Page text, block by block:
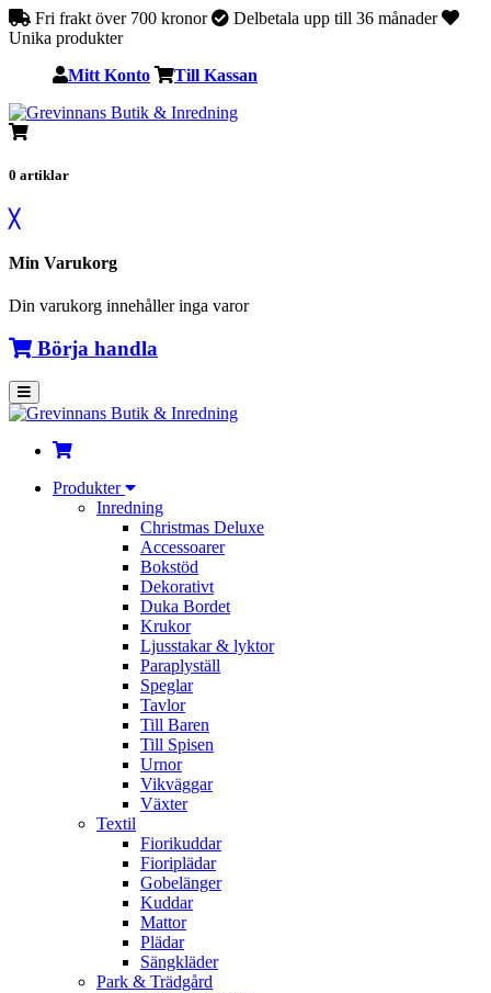
Fri frakt över 700 kronor
Delbetala upp till 36 månader
Unika produkter
Mitt Konto Till Kassan
0 artiklar
╳
Min Varukorg
Din varukorg innehåller inga varor
Börja handla
Produkter
Inredning
Christmas Deluxe
Accessoarer
Bokstöd
Dekorativt
Duka Bordet
Krukor
Ljusstakar & lyktor
Paraplyställ
Speglar
Tavlor
Till Baren
Till Spisen
Urnor
Vikväggar
Växter
Textil
Fiorikuddar
Fioriplädar
Gobelänger
Kuddar
Mattor
Plädar
Sängkläder
Park & Trädgård